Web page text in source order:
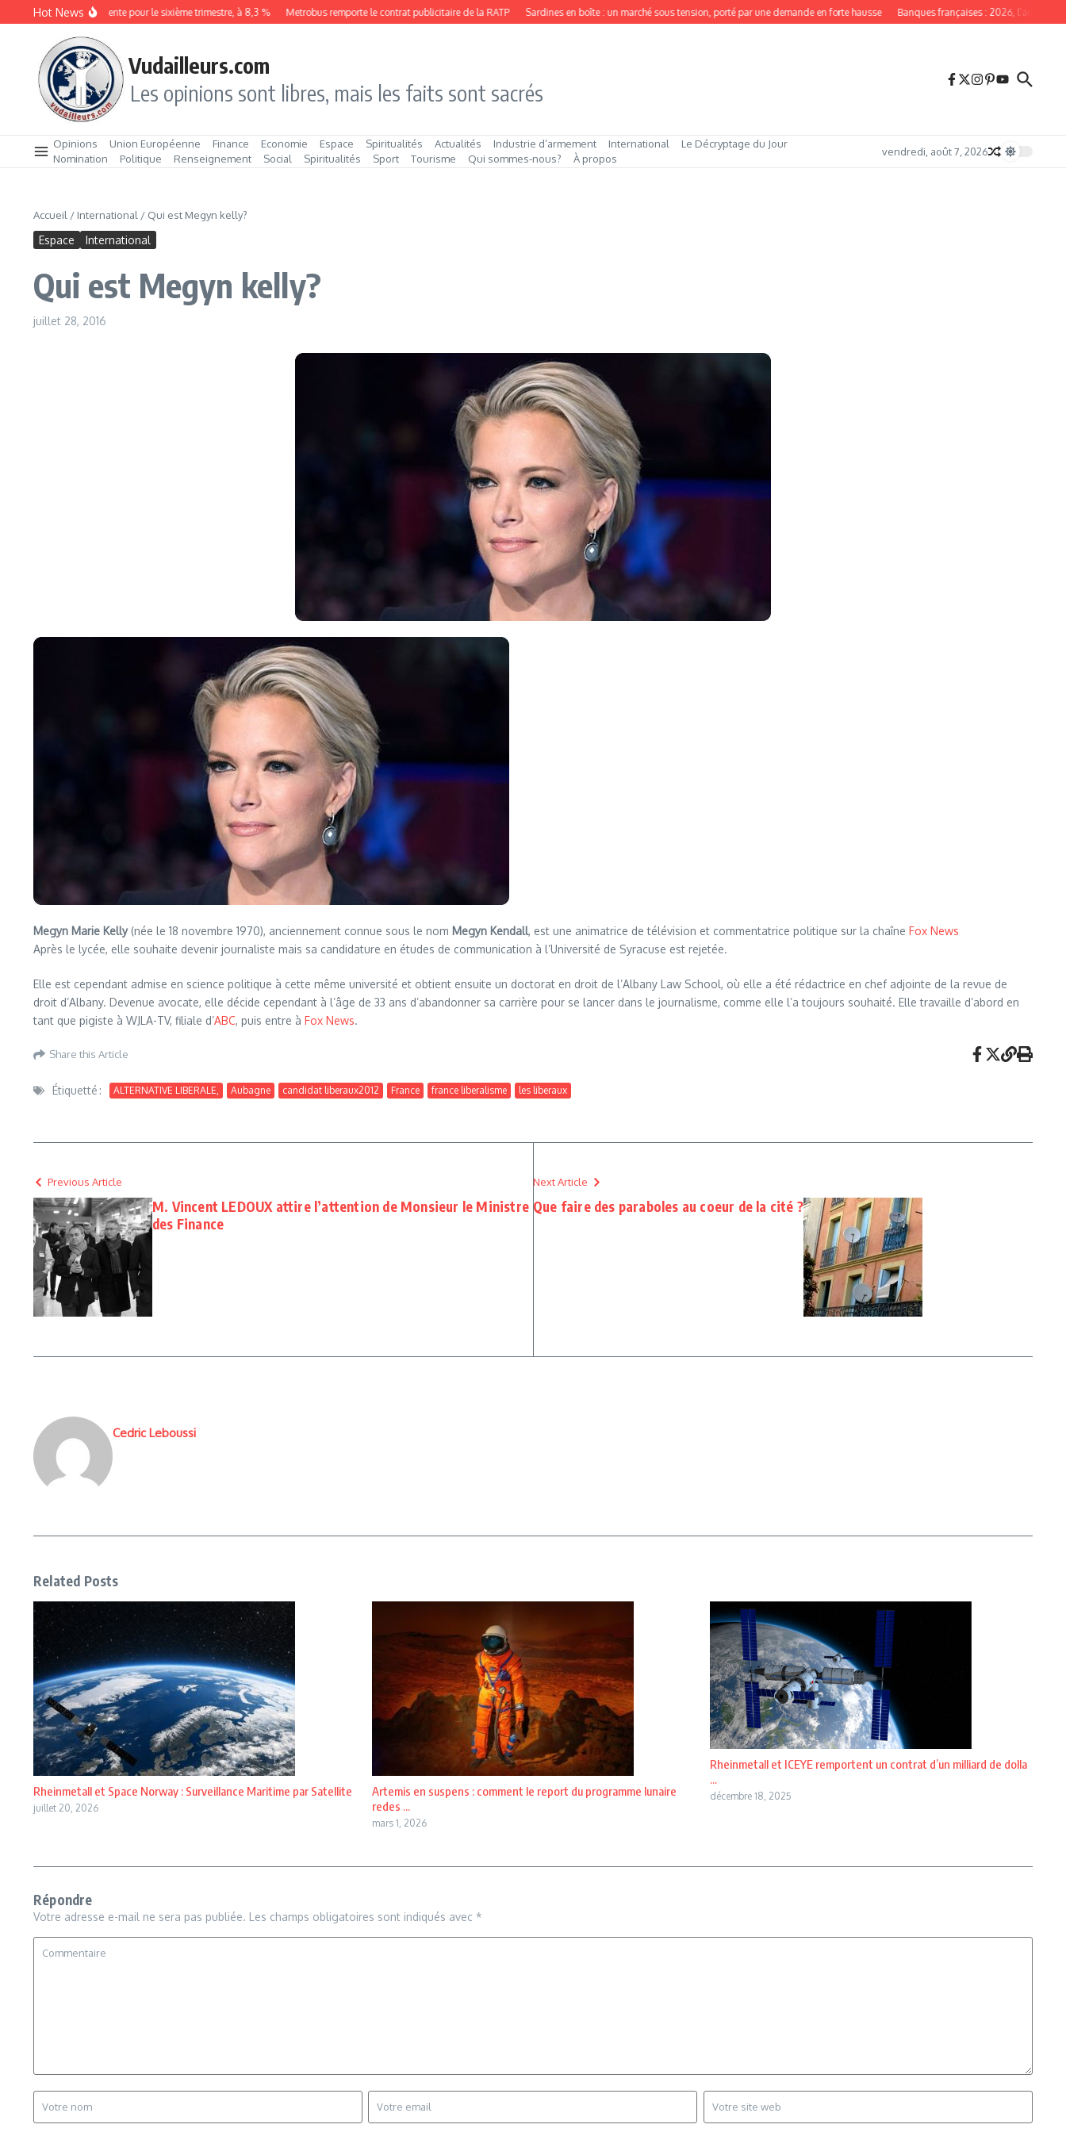
Aller au contenu
Hot News
Le chômage augmente pour le sixième trimestre, à 8,3 % Metrobus remporte le contrat publicitaire de la RATP Sardines en boîte : un marché sous tension, porté par une demande en forte hausse Banques françaises : 2026, l’année du
Vudailleurs.com
Les opinions sont libres, mais les faits sont sacrés
Opinions Union Européenne Finance Economie Espace Spiritualités Actualités Industrie d’armement International
Le Décryptage du Jour
Nomination
Politique Renseignement Social Spiritualités Sport Tourisme Qui sommes‑nous? À propos
vendredi, août 7, 2026
Accueil / International / Qui est Megyn kelly?
Espace International
Qui est Megyn kelly?
juillet 28, 2016
Megyn Marie Kelly(née le 18 novembre 1970), anciennement connue sous le nom Megyn Kendall, est une animatrice de télévision et commentatrice politique sur la chaîne Fox News
Après le lycée, elle souhaite devenir journaliste mais sa candidature en études de communication à l’Université de Syracuse est rejetée.
Elle est cependant admise en science politique à cette même université et obtient ensuite un doctorat en droit de l’Albany Law School, où elle a été rédactrice en chef adjointe de la revue de
droit d’Albany. Devenue avocate, elle décide cependant à l’âge de 33 ans d’abandonner sa carrière pour se lancer dans le journalisme, comme elle l’a toujours souhaité. Elle travaille d’abord en
tant que pigiste à WJLA-TV, filiale d’ABC, puis entre à Fox News.
Share this Article
Étiquetté : ALTERNATIVE LIBERALE, Aubagne candidat liberaux2012 France france liberalisme les liberaux
Previous Article
M. Vincent LEDOUX attire l’attention de Monsieur le Ministre
des Finance
Next Article
Que faire des paraboles au coeur de la cité ?
Cedric Leboussi
Related Posts
Rheinmetall et Space Norway : Surveillance Maritime par Satellite
juillet 20, 2026
Artemis en suspens : comment le report du programme lunaire
redes ...
mars 1, 2026
Rheinmetall et ICEYE remportent un contrat d’un milliard de dolla
...
décembre 18, 2025
Répondre
Votre adresse e-mail ne sera pas publiée. Les champs obligatoires sont indiqués avec *